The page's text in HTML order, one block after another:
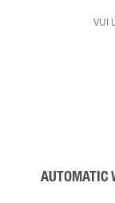
VUI
AUTOMATIC